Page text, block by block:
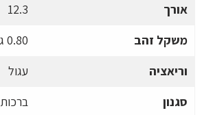
אורך
12.3
משקל זהב
0.80 גרם
וריאציה
עגול
סגנון
ברכות